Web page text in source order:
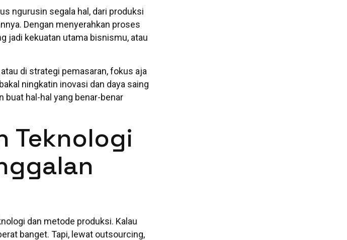
ngurusin segala hal, dari produksi
Dengan menyerahkan proses
jadi kekuatan utama bisnismu, atau
di strategi pemasaran, fokus aja
ningkatin inovasi dan daya saing
buat hal-hal yang benar-benar
Teknologi
dan metode produksi. Kalau
banget. Tapi, lewat outsourcing,